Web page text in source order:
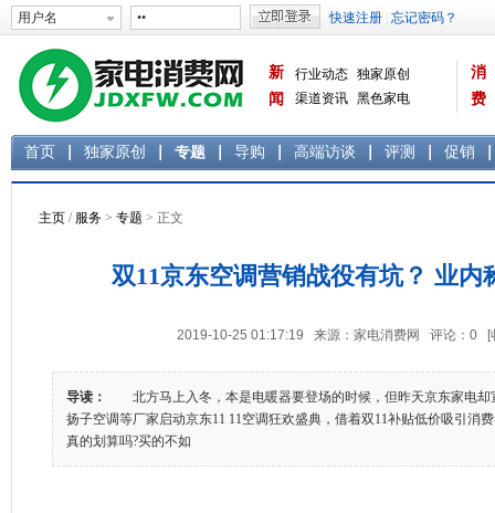
新
闻
行业动态 独家原创
渠道资讯 黑色家电
消
费
首页 独家原创 专题 导购 高端访谈 评测 促销
主页 / 服务 > 专题 > 正文
双11京东空调营销战役有坑？ 业内
2019-10-25 01:17:19 来源：家电消费网 评论： 0 [
导读：
北方马上入冬，本是电暖器要登场的时候，但昨天京东家电却
扬子空调等厂家启动京东11 11空调狂欢盛典，借着双11补贴低价吸引消
真的划算吗?买的不如